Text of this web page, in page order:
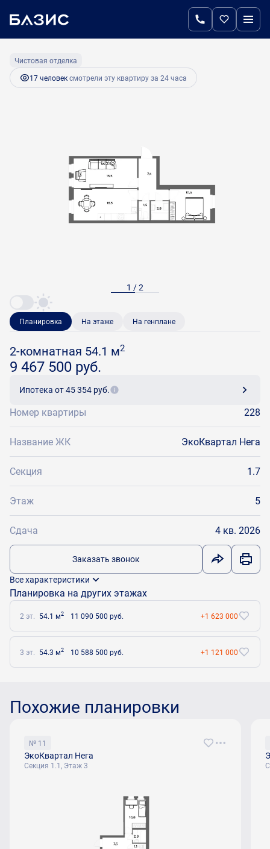
2-комнатная 9 467 500 руб.
Ипотекаот 45 354 руб.
Чистовая отделка
17 человексмотрели эту квартиру за 24 часа
1 / 2
Планировка На этаже На генплане
2-комнатная 54.1 м2
9 467 500 руб.
Ипотека от 45 354 руб.
Номер квартиры 228
Название ЖК ЭкоКвартал Нега
Секция 1.7
Этаж 5
Сдача 4 кв. 2026
Заказать звонок
Все характеристики
Планировка на других этажах
2 эт. 54.1 м2 11 090 500 руб. +1 623 000
3 эт. 54.3 м2 10 588 500 руб. +1 121 000
Похожие планировки
№ 11
ЭкоКвартал Нега
Секция 1.1, Этаж 3